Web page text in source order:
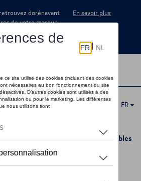
dorénavant
de votre marque
à
concessionaire.
En savoir plus
FR
> Sacs pour ordinateurs portables
(30)